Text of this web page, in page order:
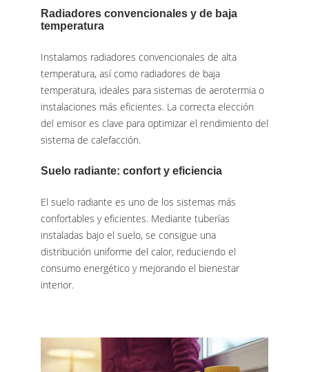
Radiadores convencionales y de baja
temperatura
Instalamos radiadores convencionales de alta
temperatura, así como radiadores de baja
temperatura, ideales para sistemas de aerotermia o
instalaciones más eficientes. La correcta elección
del emisor es clave para optimizar el rendimiento del
sistema de calefacción.
Suelo radiante: confort y eficiencia
El suelo radiante es uno de los sistemas más
confortables y eficientes. Mediante tuberías
instaladas bajo el suelo, se consigue una
distribución uniforme del calor, reduciendo el
consumo energético y mejorando el bienestar
interior.